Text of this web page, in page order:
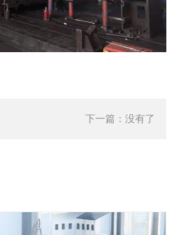
下一篇： 没有了